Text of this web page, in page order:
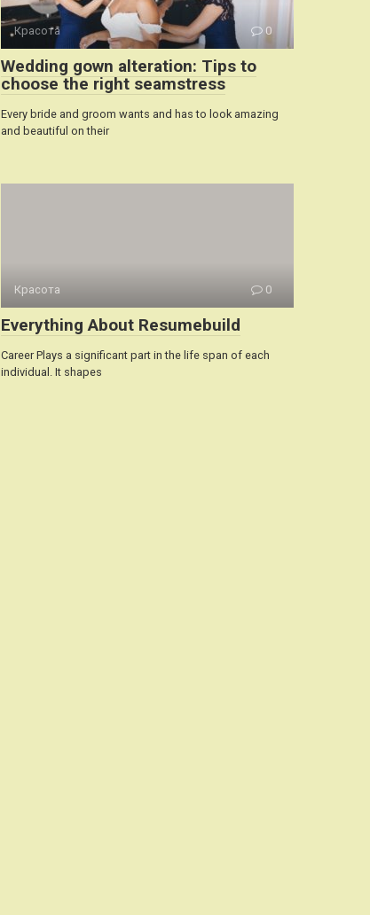
Красота 0
Wedding gown alteration: Tips to
choose the right seamstress
Every bride and groom wants and has to look amazing
and beautiful on their
Красота 0
Everything About Resumebuild
Career Plays a significant part in the life span of each
individual. It shapes